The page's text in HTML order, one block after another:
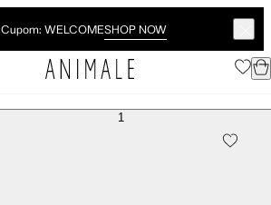
Cupom: WELCOMESHOP NOW